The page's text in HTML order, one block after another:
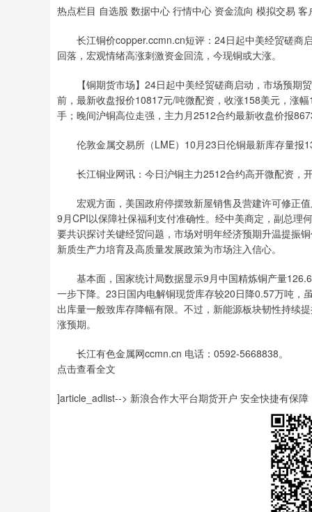
热点栏目 自选股 数据中心 行情中心 资金流向 模拟交易 客
长江铜价copper.ccmn.cn短评：24日起中美经贸磋商
回落，宏观情绪高涨刺激资金回流，今现铜或大涨。
【铜期货市场】24日起中美经贸磋商启动，市场预期
前，最新收盘报价10817元/吨微配资，收涨158美元，涨
手；晚间沪铜高位走强，主力月2512合约最新收盘价报
伦敦金属交易所（LME）10月23日伦铜最新库存量报
长江铜业网讯：今日沪铜主力2512合约高开微配资，
宏观方面，美国政府停摆致新屋销售及营建许可修正
9月CPI以保障社保福利支付准确性。经中美商定，副总理
要共识探讨关键经贸问题，市场对明年经济预期升温提振
新质生产力培育及高质量发展政策为市场注入信心。
基本面，国家统计局数据显示9月中国精炼铜产量
一步下降。23日国内电解铜现货库存较20日降0.57万吨，
出库量一般致库存降幅有限。不过，新能源板块韧性持续
涨预期。
长江有色金属网ccmn.cn 电话：0592-5668838。
点击查看全文
]article_adlist--> 新浪合作大平台期货开户 安全快捷有保障